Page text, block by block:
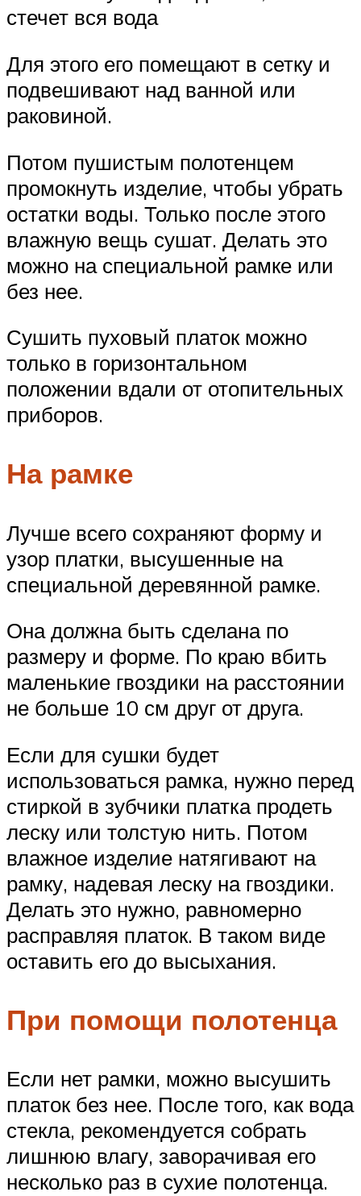
стечет вся вода
Для этого его помещают в сетку и
подвешивают над ванной или
раковиной.
Потом пушистым полотенцем
промокнуть изделие, чтобы убрать
остатки воды. Только после этого
влажную вещь сушат. Делать это
можно на специальной рамке или
без нее.
Сушить пуховый платок можно
только в горизонтальном
положении вдали от отопительных
приборов.
На рамке
Лучше всего сохраняют форму и
узор платки, высушенные на
специальной деревянной рамке.
Она должна быть сделана по
размеру и форме. По краю вбить
маленькие гвоздики на расстоянии
не больше 10 см друг от друга.
Если для сушки будет
использоваться рамка, нужно перед
стиркой в зубчики платка продеть
леску или толстую нить. Потом
влажное изделие натягивают на
рамку, надевая леску на гвоздики.
Делать это нужно, равномерно
расправляя платок. В таком виде
оставить его до высыхания.
При помощи полотенца
Если нет рамки, можно высушить
платок без нее. После того, как вода
стекла, рекомендуется собрать
лишнюю влагу, заворачивая его
несколько раз в сухие полотенца.